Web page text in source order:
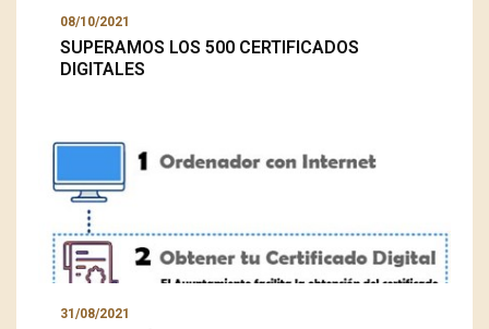
08/10/2021
SUPERAMOS LOS 500 CERTIFICADOS
DIGITALES
31/08/2021